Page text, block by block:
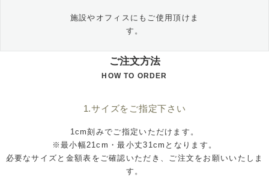
ご注文方法
HOW TO ORDER
1.サイズをご指定下さい
1cm刻みでご指定いただけます。
※最小幅21cm・最小丈31cmとなります。
必要なサイズと金額表をご確認いただき、ご注文をお願いいたしま
す。
施設やオフィスにもご使用頂けま
す。